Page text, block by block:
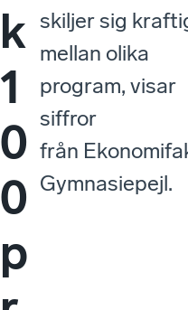
k
1
0
0
p
skiljer sig
mellan olika
program, visar
siffror
från
Gymnasiepejl.